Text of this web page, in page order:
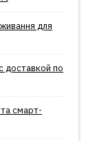
для
доставкой по
смарт-